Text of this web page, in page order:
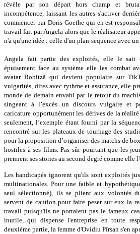
révèle par son départ hors champ et
incompétence, laissant les autres s'activer
commencer par Doris Goethe qui en est
travail fait par Angela alors que le réalisateur
n'a qu'une idée : celle d'un plan-sequence avec
Angela fait partie des exploités, elle le sait
épuisement face au système elle les combat
avatar Bobitză qui devient populaire sur
vulgarités, dites avec rythme et assurance, elle
monde de demain envahi par le retour du
singeant à l’excès un discours vulgaire et
caricature opportunément les dérives de la
seulement, l’exemple étant fourni par la
rencontré sur les plateaux de tournage des
pour la proposition d’organiser des matchs de
hostiles à ses films. Pas sûr pourtant que les
prennent ses stories au second degré comme elle
Les handicapés ignorent qu'ils sont exploités
multinationales. Pour une faible et
seul sélectionné), ils se plient aux volontés
servent de caution pour faire peser sur eux la
travail puisqu'ils ne portaient pas le fameux
inutile, qui dispense l'entreprise en toute
deuxième partie, la femme d'Ovidiu Pîrsan s'en